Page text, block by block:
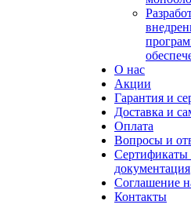
О нас
Акции
Гарантия и
Доставка и
Оплата
Вопросы и
Сертификаты
документация
Соглашение
Контакты